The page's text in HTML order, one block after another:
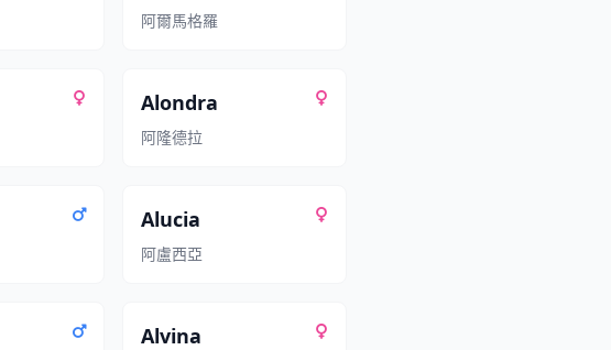
阿爾馬格羅
Alondra
阿隆德拉
Alucia
阿盧西亞
Alvina